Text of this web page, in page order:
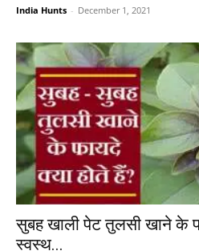
India Hunts - December 1, 2021
सुबह खाली पेट तुलसी खाने के
स्वस्थ...